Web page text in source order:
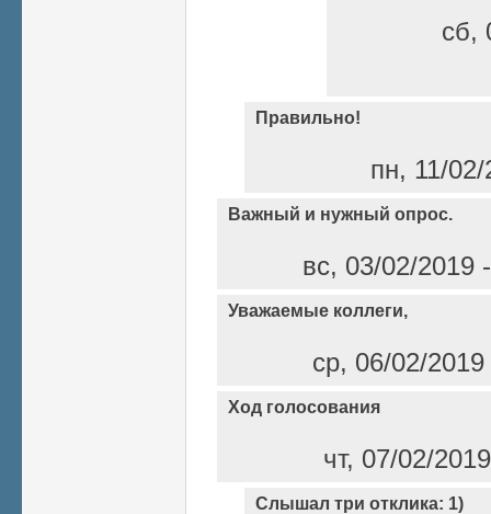
сб,
Правильно!
пн, 11/
Важный и нужный опрос.
вс, 03/02/
Уважаемые коллеги,
ср, 06/02/
Ход голосования
чт, 07/02/
Слышал три отклика: 1)